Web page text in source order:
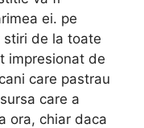
ei. pe
stiri de la toate
impresionat de
care pastrau
care a
ora, chiar daca